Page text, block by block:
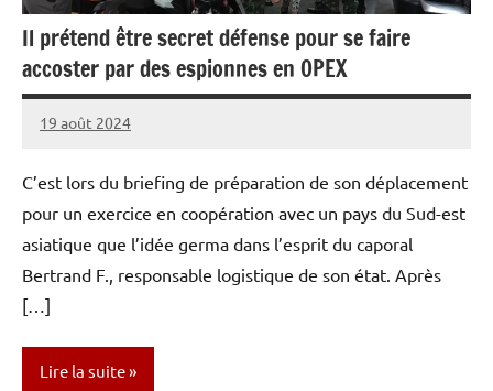
Il prétend être secret défense pour se faire
accoster par des espionnes en OPEX
19 août 2024
Caporal
Aucun
C’est lors du briefing de préparation de son déplacement
pour un exercice en coopération avec un pays du Sud-est
asiatique que l’idée germa dans l’esprit du caporal
Bertrand F., responsable logistique de son état. Après
[…]
Lire la suite